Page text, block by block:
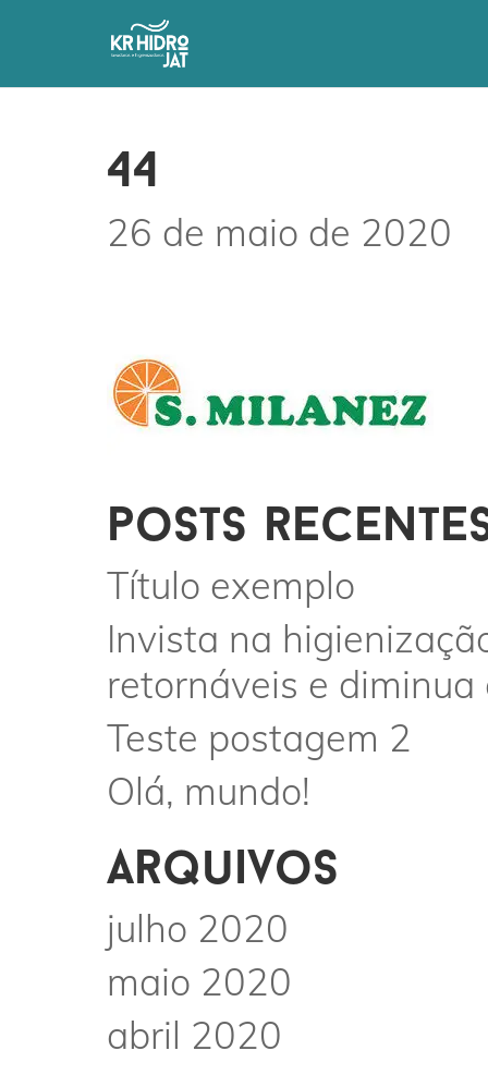
44
26 de maio de 2020
posts
Título exemplo
Invista na
retornáveis e
Teste postagem 2
Olá, mundo!
arquivos
julho 2020
maio 2020
abril 2020